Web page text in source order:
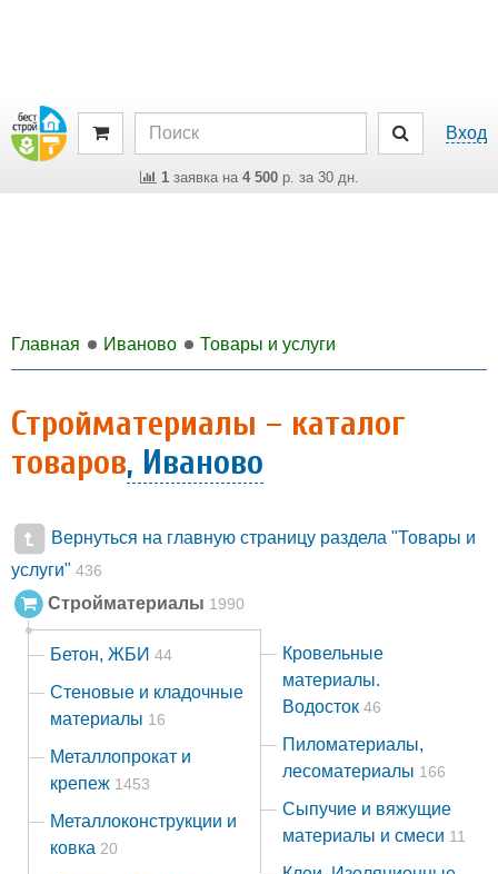
Вход
1заявка на 4 500р. за 30 дн.
Главная Иваново Товары и услуги
Стройматериалы – каталог
товаров, Иваново
Вернуться на главную страницу раздела "Товары и
услуги" 436
Стройматериалы 1990
Бетон, ЖБИ 44
Стеновые и кладочные
материалы 16
Металлопрокат и
крепеж 1453
Металлоконструкции и
ковка 20
Кровельные
материалы.
Водосток 46
Пиломатериалы,
лесоматериалы 166
Сыпучие и вяжущие
материалы и смеси 11